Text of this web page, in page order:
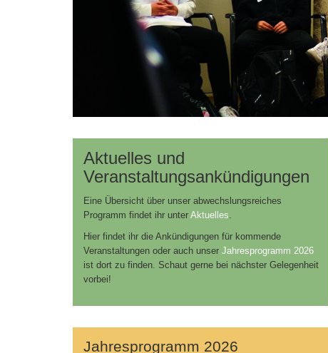
Aktuelles und
Veranstaltungsankündigungen
Eine Übersicht über unser abwechslungsreiches
Programm findet ihr unter Aktuelles
Hier findet ihr die Ankündigungen für kommende
Veranstaltungen oder auch unser Jahresprogramm 2026
ist dort zu finden. Schaut gerne bei nächster Gelegenheit
vorbei!
Jahresprogramm 2026